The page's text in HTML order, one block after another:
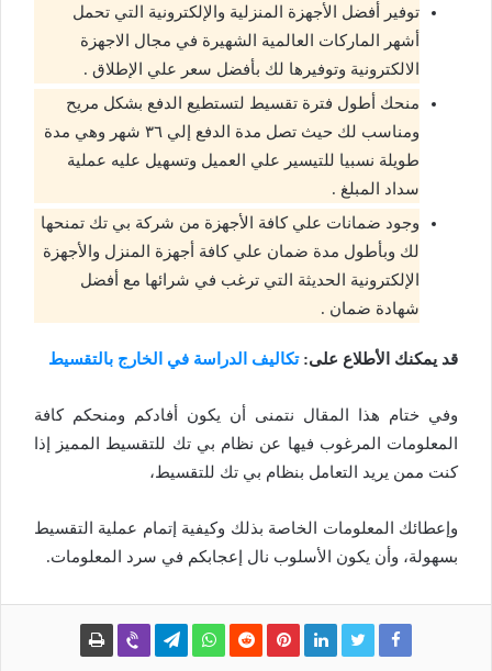
توفير أفضل الأجهزة المنزلية والإلكترونية التي تحمل
أشهر الماركات العالمية الشهيرة في مجال الاجهزة
الالكترونية وتوفيرها لك بأفضل سعر علي الإطلاق .
منحك أطول فترة تقسيط لتستطيع الدفع بشكل مريح
ومناسب لك حيث تصل مدة الدفع إلي ٣٦ شهر وهي مدة
طويلة نسبيا للتيسير علي العميل وتسهيل عليه عملية
سداد المبلغ .
وجود ضمانات علي كافة الأجهزة من شركة بي تك تمنحها
لك وبأطول مدة ضمان علي كافة أجهزة المنزل والأجهزة
الإلكترونية الحديثة التي ترغب في شرائها مع أفضل
شهادة ضمان .
قد يمكنك الأطلاع على:تكاليف الدراسة في الخارج بالتقسيط
وفي ختام هذا المقال نتمنى أن يكون أفادكم ومنحكم كافة
المعلومات المرغوب فيها عن نظام بي تك للتقسيط المميز إذا
كنت ممن يريد التعامل بنظام بي تك للتقسيط،
وإعطائك المعلومات الخاصة بذلك وكيفية إتمام عملية التقسيط
بسهولة، وأن يكون الأسلوب نال إعجابكم في سرد المعلومات.